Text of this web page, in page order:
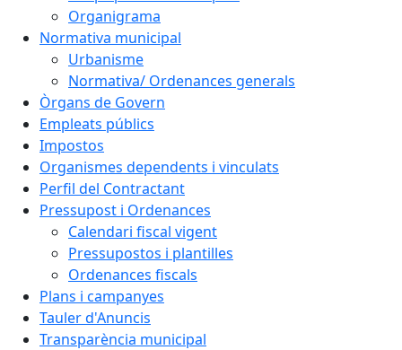
Organigrama
Normativa municipal
Urbanisme
Normativa/ Ordenances generals
Òrgans de Govern
Empleats públics
Impostos
Organismes dependents i vinculats
Perfil del Contractant
Pressupost i Ordenances
Calendari fiscal vigent
Pressupostos i plantilles
Ordenances fiscals
Plans i campanyes
Tauler d'Anuncis
Transparència municipal